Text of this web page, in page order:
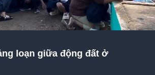
loạn giữa động đất ở